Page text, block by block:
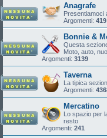
Anagrafe
Presentiamoci
Argomenti: 419
Bonnie &
Questa
Moto, auto,
Argomenti: 3139
Taverna
La tipica
Argomenti:
Mercatino
Lo spazio per
resto
Argomenti: 241